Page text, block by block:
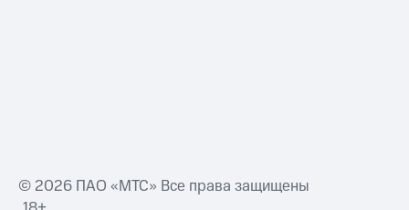
© 2026 ПАО «МТС» Все права защищены